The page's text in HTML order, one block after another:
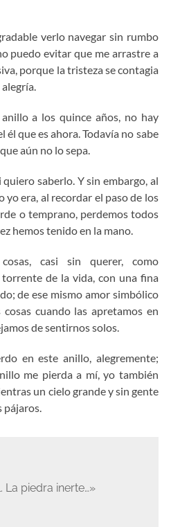
verlo navegar sin rumbo
puedo evitar que me arrastre a
porque la tristeza se contagia
a los quince años, no hay
él que es ahora. Todavía no sabe
aún no lo sepa.
saberlo. Y sin embargo, al
yo era, al recordar el paso de los
o temprano, perdemos todos
hemos tenido en la mano.
cosas, casi sin querer, como
de la vida, con una fina
de ese mismo amor simbólico
cuando las apretamos en
de sentirnos solos.
en este anillo, alegremente;
me pierda a mí, yo también
un cielo grande y sin gente
pájaros.
La piedra inerte…»